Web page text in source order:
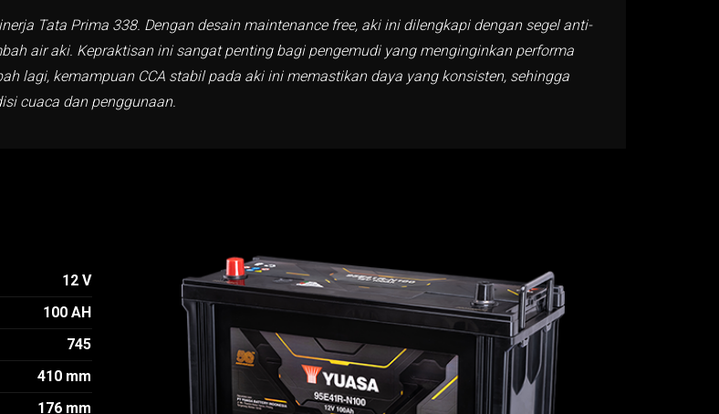
Tata Prima 338. Dengan desain maintenance free, aki ini dilengkapi dengan segel anti-
air aki. Kepraktisan ini sangat penting bagi pengemudi yang menginginkan performa
lagi, kemampuan CCA stabil pada aki ini memastikan daya yang konsisten, sehingga
cuaca dan penggunaan.
12 V
100 AH
745
410 mm
176 mm